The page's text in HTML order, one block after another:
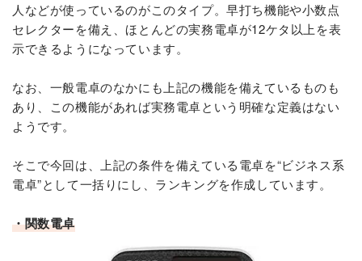
人などが使っているのがこのタイプ。早打ち機能や小数点
セレクターを備え、ほとんどの実務電卓が12ケタ以上を表
示できるようになっています。
なお、一般電卓のなかにも上記の機能を備えているものも
あり、この機能があれば実務電卓という明確な定義はない
ようです。
そこで今回は、上記の条件を備えている電卓を“ビジネス系
電卓”として一括りにし、ランキングを作成しています。
・関数電卓